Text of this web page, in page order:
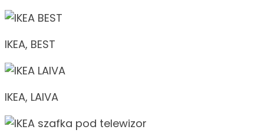
IKEA, BEST
IKEA, LAIVA